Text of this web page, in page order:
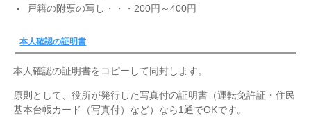
戸籍の附票の写し・・・200円～400円
本人確認の証明書
本人確認の証明書をコピーして同封します。
原則として、役所が発行した写真付の証明書（運転免許証・住民
基本台帳カード（写真付）など）なら1通でOKです。